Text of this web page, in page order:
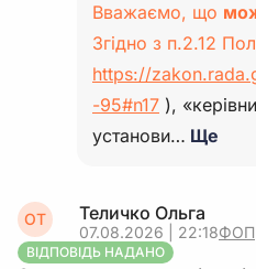
Вважаємо, що
Згідно з п.2.12
https://
-95#n17 ),
установи… Ще
ОТ Теличко Ольга
07.08.2026 | 22:18ФОП
ВІДПОВІДЬ НАДАНО